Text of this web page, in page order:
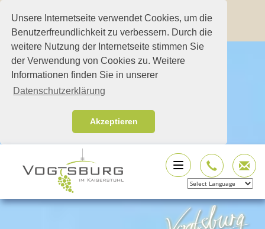
Unsere Internetseite verwendet Cookies, um die
Benutzerfreundlichkeit zu verbessern. Durch die
weitere Nutzung der Internetseite stimmen Sie
der Verwendung von Cookies zu. Weitere
Informationen finden Sie in unserer
Datenschutzerklärung
Akzeptieren